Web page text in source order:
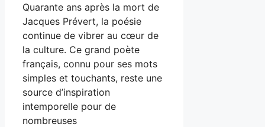
Quarante ans après la mort de
Jacques Prévert, la poésie
continue de vibrer au cœur de
la culture. Ce grand poète
français, connu pour ses mots
simples et touchants, reste une
source d’inspiration
intemporelle pour de
nombreuses